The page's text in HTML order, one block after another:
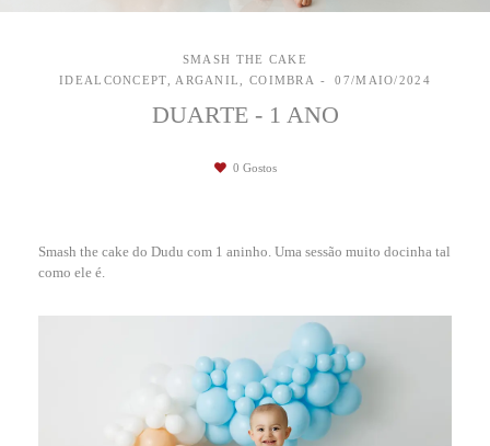
SMASH THE CAKE
IDEALCONCEPT, ARGANIL, COIMBRA
07/MAIO/2024
DUARTE - 1 ANO
0 Gostos
Smash the cake do Dudu com 1 aninho. Uma sessão muito docinha tal
como ele é.